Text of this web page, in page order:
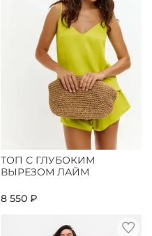
ТОП С ГЛУБОКИМ
ВЫРЕЗОМ ЛАЙМ
8 550 ₽